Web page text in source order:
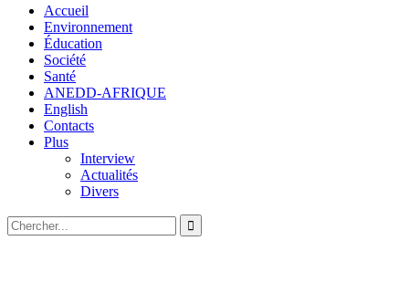
Accueil
Environnement
Éducation
Société
Santé
ANEDD-AFRIQUE
English
Contacts
Plus
Interview
Actualités
Divers